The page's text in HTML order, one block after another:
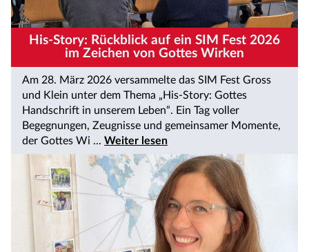
His-Story: Rückblick auf ein SIM Fest 2026
im Zeichen von Gottes Wirken
Am 28. März 2026 versammelte das SIM Fest Gross
und Klein unter dem Thema „His-Story: Gottes
Handschrift in unserem Leben“. Ein Tag voller
Begegnungen, Zeugnisse und gemeinsamer Momente,
der Gottes Wi ... Weiter lesen